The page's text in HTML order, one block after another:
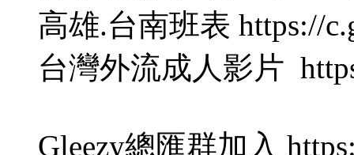
高雄.台南班表 https://
台灣外流成人影片
Gleezy總匯群加入